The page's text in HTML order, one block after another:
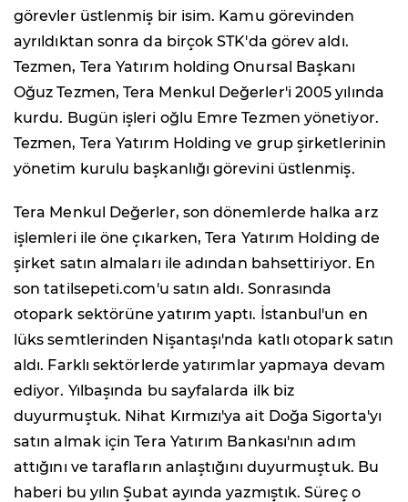
görevler üstlenmiş bir isim. Kamu görevinden
ayrıldıktan sonra da birçok STK'da görev aldı.
Tezmen, Tera Yatırım holding Onursal Başkanı
Oğuz Tezmen, Tera Menkul Değerler'i 2005 yılında
kurdu. Bugün işleri oğlu Emre Tezmen yönetiyor.
Tezmen, Tera Yatırım Holding ve grup şirketlerinin
yönetim kurulu başkanlığı görevini üstlenmiş.
Tera Menkul Değerler, son dönemlerde halka arz
işlemleri ile öne çıkarken, Tera Yatırım Holding de
şirket satın almaları ile adından bahsettiriyor. En
son tatilsepeti.com'u satın aldı. Sonrasında
otopark sektörüne yatırım yaptı. İstanbul'un en
lüks semtlerinden Nişantaşı'nda katlı otopark satın
aldı. Farklı sektörlerde yatırımlar yapmaya devam
ediyor. Yılbaşında bu sayfalarda ilk biz
duyurmuştuk. Nihat Kırmızı'ya ait Doğa Sigorta'yı
satın almak için Tera Yatırım Bankası'nın adım
attığını ve tarafların anlaştığını duyurmuştuk. Bu
haberi bu yılın Şubat ayında yazmıştık. Süreç o